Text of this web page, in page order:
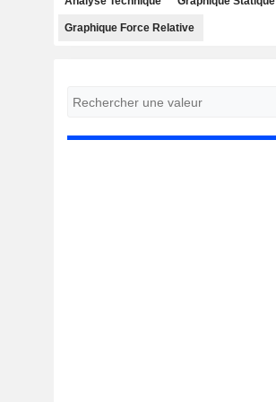
Graphique Force Relative